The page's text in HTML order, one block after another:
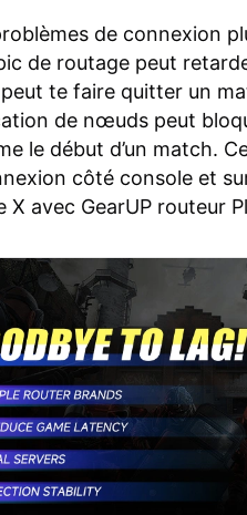
de connexion
de routage peut
te faire quitter un
de nœuds peut
le début d’un match.
côté console et
X avec GearUP routeur